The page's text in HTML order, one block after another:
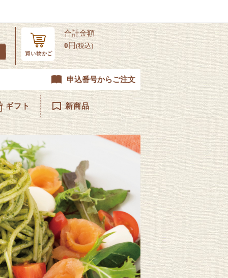
合計金額
0円(税込)
申込番号からご注文
ギフト 新商品